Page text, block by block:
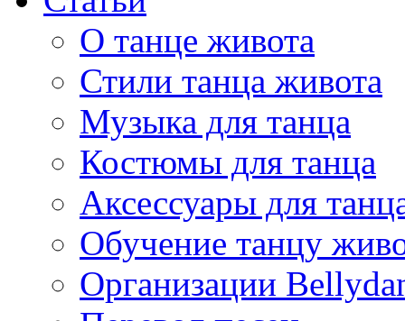
О танце живота
Стили танца живота
Музыка для танца
Костюмы для танца
Аксессуары для
Обучение танцу
Организации